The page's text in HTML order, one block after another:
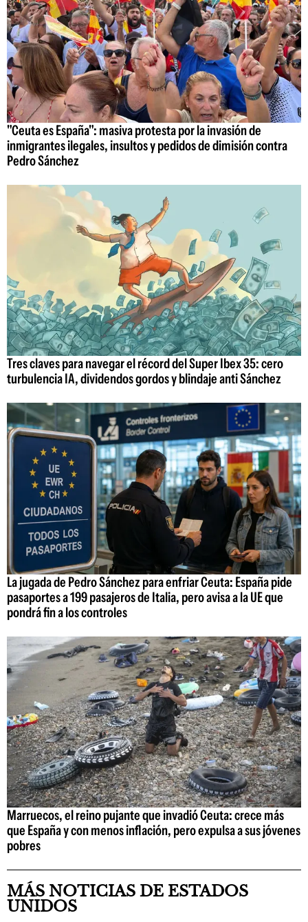
"Ceuta es España": masiva protesta por la invasión de
inmigrantes ilegales, insultos y pedidos de dimisión contra
Pedro Sánchez
Tres claves para navegar el récord del Super Ibex 35: cero
turbulencia IA, dividendos gordos y blindaje anti Sánchez
La jugada de Pedro Sánchez para enfriar Ceuta: España pide
pasaportes a 199 pasajeros de Italia, pero avisa a la UE que
pondrá fin a los controles
Marruecos, el reino pujante que invadió Ceuta: crece más
que España y con menos inflación, pero expulsa a sus jóvenes
pobres
MÁS NOTICIAS DE ESTADOS
UNIDOS